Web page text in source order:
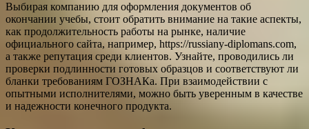
Выбирая компанию для оформления документов об
окончании учебы, стоит обратить внимание на такие аспекты,
как продолжительность работы на рынке, наличие
официального сайта, например, https://russiany-diplomans.com,
а также репутация среди клиентов. Узнайте, проводились ли
проверки подлинности готовых образцов и соответствуют ли
бланки требованиям ГОЗНАКа. При взаимодействии с
опытными исполнителями, можно быть уверенным в качестве
и надежности конечного продукта.